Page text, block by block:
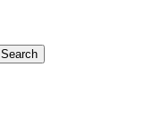
Search